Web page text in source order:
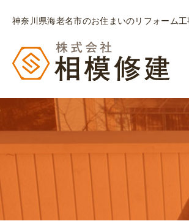
神奈川県海老名市のお住まいのリフォーム